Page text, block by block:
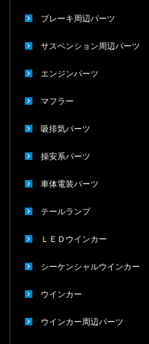
ブレーキ周辺パーツ
サスペンション周辺パーツ
エンジンパーツ
マフラー
吸排気パーツ
操安系パーツ
車体電装パーツ
テールランプ
ＬＥＤウインカー
シーケンシャルウインカー
ウインカー
ウインカー周辺パーツ